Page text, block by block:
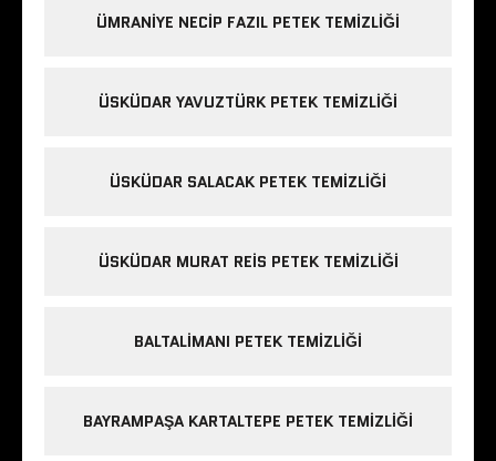
ÜMRANIYE NECIP FAZIL PETEK TEMIZLIĞI
ÜSKÜDAR YAVUZTÜRK PETEK TEMIZLIĞI
ÜSKÜDAR SALACAK PETEK TEMIZLIĞI
ÜSKÜDAR MURAT REIS PETEK TEMIZLIĞI
BALTALIMANI PETEK TEMIZLIĞI
BAYRAMPAŞA KARTALTEPE PETEK TEMIZLIĞI